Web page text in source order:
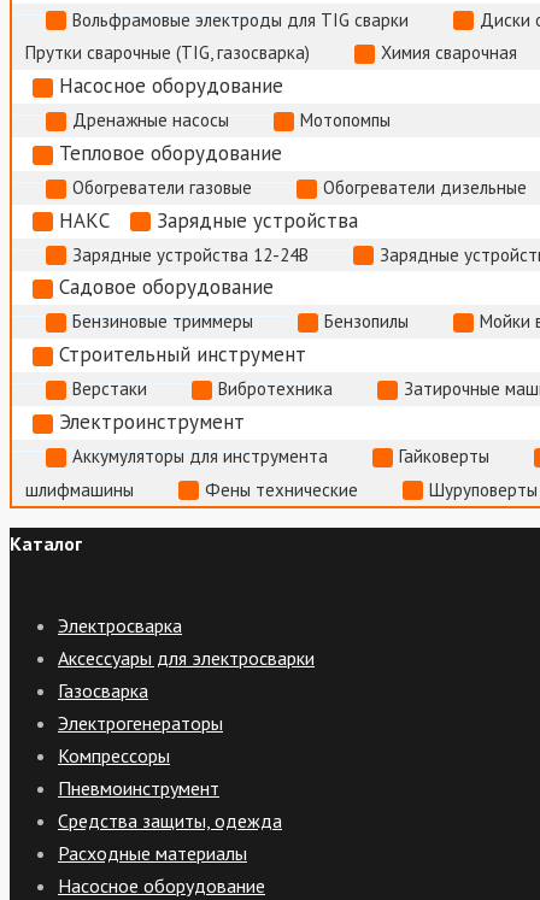
Вольфрамовые электроды для TIG сварки
Диски
Прутки сварочные (TIG, газосварка)
Химия сварочная
Насосное оборудование
Дренажные насосы Мотопомпы
Тепловое оборудование
Обогреватели газовые Обогреватели дизельные
НАКС Зарядные устройства
Зарядные устройства 12-24В Зарядные
Садовое оборудование
Бензиновые триммеры Бензопилы Мойки
Строительный инструмент
Верстаки Вибротехника Затирочные
Электроинструмент
Аккумуляторы для инструмента
Гайковерты
шлифмашины
Фены технические
Каталог
Электросварка
Аксессуары для электросварки
Газосварка
Электрогенераторы
Компрессоры
Пневмоинструмент
Средства защиты, одежда
Расходные материалы
Насосное оборудование